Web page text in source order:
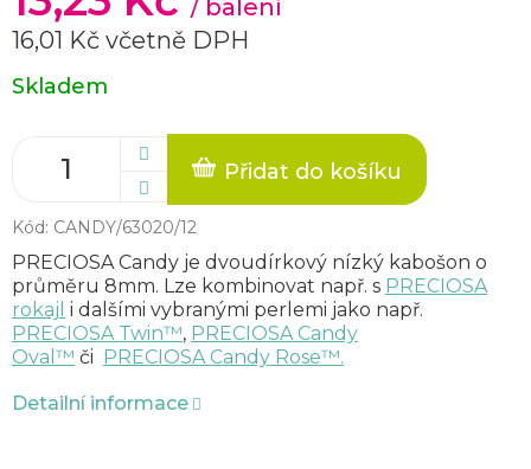
/ balení
16,01 Kč včetně DPH
Měrná
cena:
Skladem
Přidat do košíku
Kód: CANDY/63020/12
PRECIOSA Candy je dvoudírkový nízký kabošon o
průměru 8mm. Lze kombinovat např. s PRECIOSA
rokajl i dalšími vybranými perlemi jako např.
PRECIOSA Twin™, PRECIOSA Candy
Oval™ či PRECIOSA Candy Rose™.
Detailní informace